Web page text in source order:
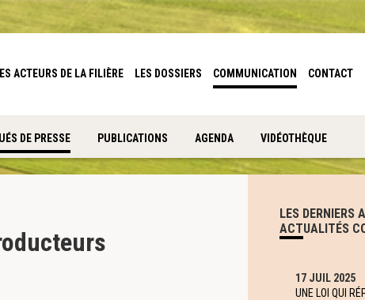
ACTEURS DE LA FILIÈRE LES DOSSIERS COMMUNICATION
DE PRESSE PUBLICATIONS AGENDA VIDÉOTHÈQUE
CONTACT
LES DERNIERS
ACTUALITÉS
17 JUIL 2025
UNE LOI QUI